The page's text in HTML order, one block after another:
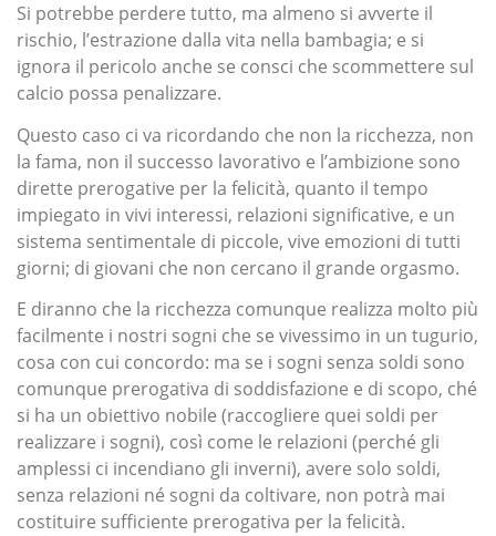
Si potrebbe perdere tutto, ma almeno si avverte il
rischio, l’estrazione dalla vita nella bambagia; e si
ignora il pericolo anche se consci che scommettere sul
calcio possa penalizzare.
Questo caso ci va ricordando che non la ricchezza, non
la fama, non il successo lavorativo e l’ambizione sono
dirette prerogative per la felicità, quanto il tempo
impiegato in vivi interessi, relazioni significative, e un
sistema sentimentale di piccole, vive emozioni di tutti
giorni; di giovani che non cercano il grande orgasmo.
E diranno che la ricchezza comunque realizza molto più
facilmente i nostri sogni che se vivessimo in un tugurio,
cosa con cui concordo: ma se i sogni senza soldi sono
comunque prerogativa di soddisfazione e di scopo, ché
si ha un obiettivo nobile (raccogliere quei soldi per
realizzare i sogni), così come le relazioni (perché gli
amplessi ci incendiano gli inverni), avere solo soldi,
senza relazioni né sogni da coltivare, non potrà mai
costituire sufficiente prerogativa per la felicità.